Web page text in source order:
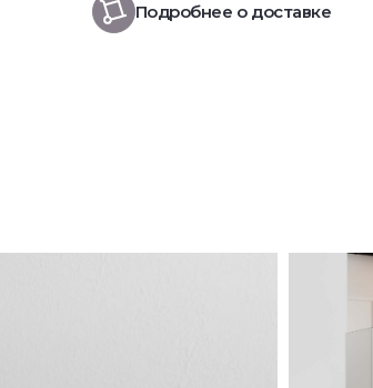
Подробнее о доставке